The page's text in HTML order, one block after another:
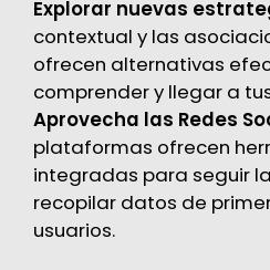
Explorar nuevas
contextual y las
ofrecen alternativas
comprender y llegar a
Aprovecha las Redes
plataformas ofrecen
integradas para seguir
recopilar datos de
usuarios.